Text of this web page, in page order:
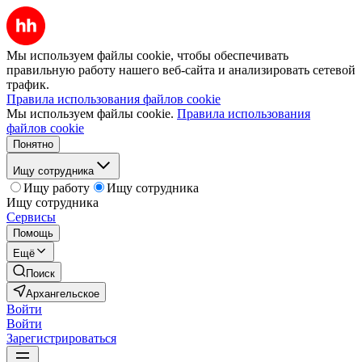
Мы используем файлы cookie, чтобы обеспечивать
правильную работу нашего веб-сайта и анализировать сетевой
трафик.
Правила использования файлов cookie
Мы используем файлы cookie. Правила использования
файлов cookie
Понятно
Ищу сотрудника
Ищу работу
Ищу сотрудника
Ищу сотрудника
Сервисы
Помощь
Ещё
Поиск
Архангельское
Войти
Войти
Зарегистрироваться